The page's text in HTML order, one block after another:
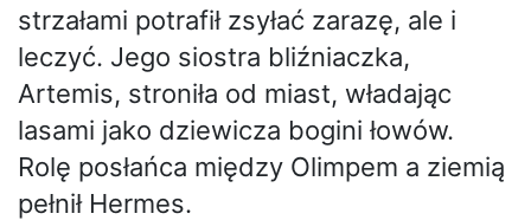
strzałami potrafił zsyłać zarazę, ale i
leczyć. Jego siostra bliźniaczka,
Artemis, stroniła od miast, władając
lasami jako dziewicza bogini łowów.
Rolę posłańca między Olimpem a ziemią
pełnił Hermes.